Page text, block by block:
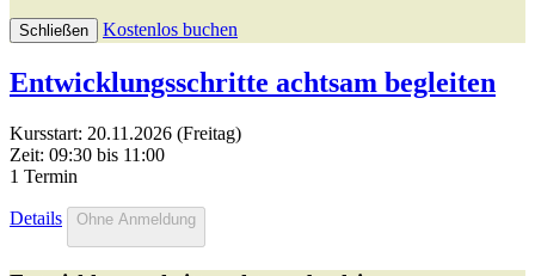
Schließen Kostenlos buchen
Entwicklungsschritte achtsam begleiten
Kursstart: 20.11.2026 (Freitag)
Zeit: 09:30 bis 11:00
1 Termin
Details Ohne Anmeldung